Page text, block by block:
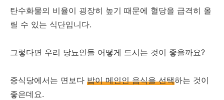
탄수화물의 비율이 굉장히 높기 때문에 혈당을 급격히 올
릴 수 있는 식단입니다.
그렇다면 우리 당뇨인들 어떻게 드시는 것이 좋을까요?
중식당에서는 면보다 밥이 메인인 음식을 선택하는 것이
좋은데요.